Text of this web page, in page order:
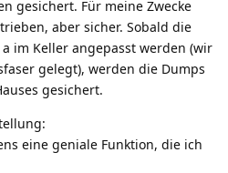
gesichert. Für meine Zwecke
aber sicher. Sobald die
im Keller angepasst werden (wir
gelegt), werden die Dumps
gesichert.
eine geniale Funktion, die ich